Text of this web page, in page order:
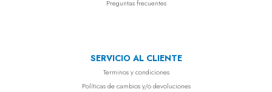
Preguntas frecuentes
SERVICIO AL CLIENTE
Terminos y condiciones
Políticas de cambios y/o devoluciones